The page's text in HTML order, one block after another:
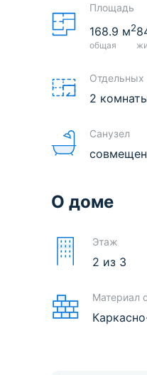
Площадь
168.9 м2
общая
Отдельных
2
Санузел
О доме
Этаж
2 из 3
Материал